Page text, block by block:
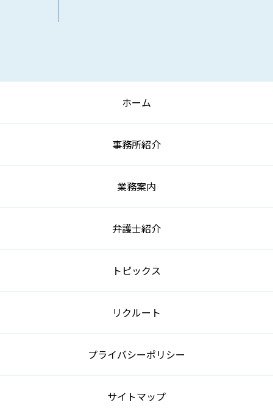
ホーム
事務所紹介
業務案内
弁護士紹介
トピックス
リクルート
プライバシーポリシー
サイトマップ